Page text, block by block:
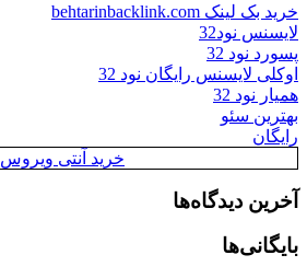
خرید بک لینک behtarinbacklink.com
لایسنس نود32
پسورد نود 32
اوکلی لایسنس رایگان نود 32
همیار نود 32
بهترین سئو
رایگان
خرید آنتی ویروس
آخرین دیدگاه‌ها
بایگانی‌ها